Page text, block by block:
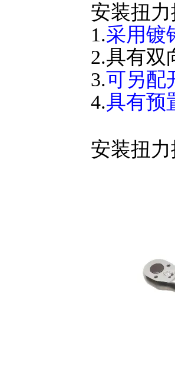
安装扭
1.采用镀
2.具有双
3.可另配
4.具有预
安装扭